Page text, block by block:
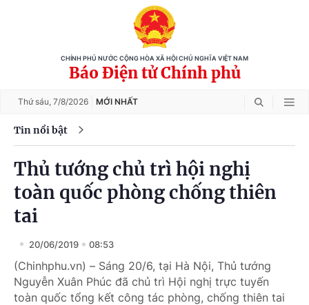
CHÍNH PHỦ NƯỚC CỘNG HÒA XÃ HỘI CHỦ NGHĨA VIỆT NAM
Báo Điện tử Chính phủ
Thứ sáu, 7/8/2026 MỚI NHẤT
Tin nổi bật
Thủ tướng chủ trì hội nghị
toàn quốc phòng chống thiên
tai
20/06/2019 08:53
(Chinhphu.vn) – Sáng 20/6, tại Hà Nội, Thủ tướng
Nguyễn Xuân Phúc đã chủ trì Hội nghị trực tuyến
toàn quốc tổng kết công tác phòng, chống thiên tai